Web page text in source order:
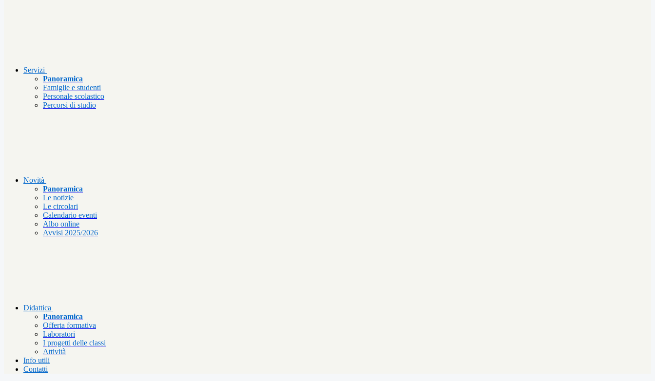
Servizi
Panoramica
Famiglie e studenti
Personale scolastico
Percorsi di studio
Novità
Panoramica
Le notizie
Le circolari
Calendario eventi
Albo online
Avvisi 2025/2026
Didattica
Panoramica
Offerta formativa
Laboratori
I progetti delle classi
Attività
Info utili
Contatti